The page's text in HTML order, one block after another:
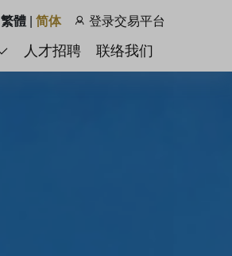
繁體 简体 登录交易平台
人才招聘 联络我们